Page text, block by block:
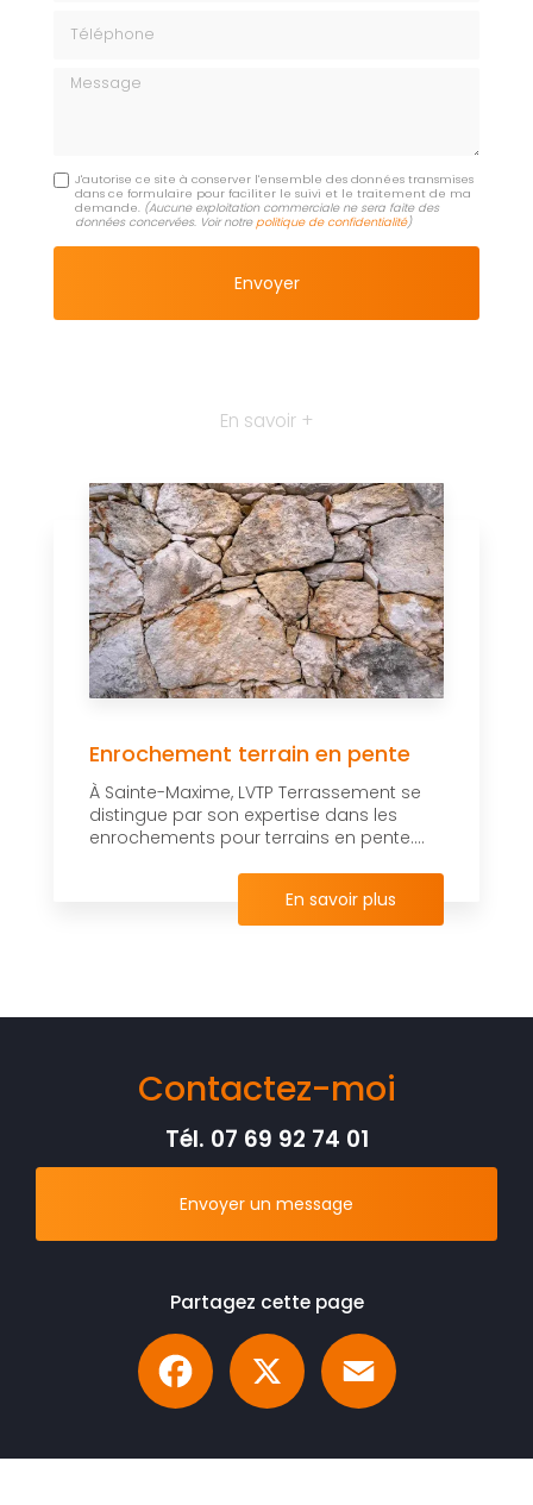
Message
J'autorise ce site à conserver l'ensemble des données transmises
dans ce formulaire pour faciliter le suivi et le traitement de ma
demande. (Aucune exploitation commerciale ne sera faite des
données concervées. Voir notre politique de confidentialité)
En savoir +
Enrochement terrain en pente
À Sainte-Maxime, LVTP Terrassement se
distingue par son expertise dans les
enrochements pour terrains en pente....
En savoir plus
Contactez-moi
Tél. 07 69 92 74 01
Envoyer un message
Partagez cette page
Facebook